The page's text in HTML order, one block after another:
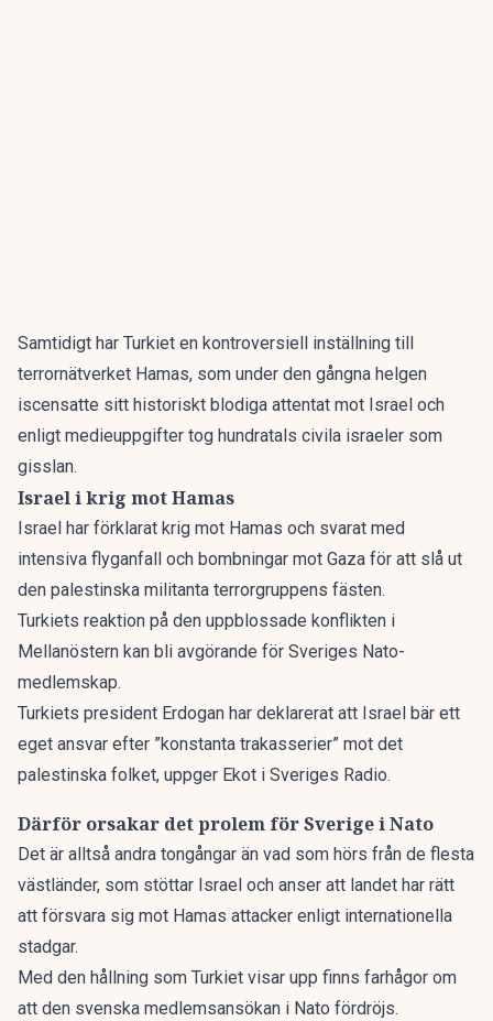
Samtidigt har Turkiet en kontroversiell inställning till
terrornätverket Hamas, som under den gångna helgen
iscensatte sitt historiskt blodiga attentat mot Israel och
enligt medieuppgifter tog hundratals civila israeler som
gisslan.
Israel i krig mot Hamas
Israel har förklarat krig mot Hamas och svarat med
intensiva flyganfall och bombningar mot Gaza för att slå ut
den palestinska militanta terrorgruppens fästen.
Turkiets reaktion på den uppblossade konflikten i
Mellanöstern kan bli avgörande för Sveriges Nato-
medlemskap.
Turkiets president Erdogan har deklarerat att Israel bär ett
eget ansvar efter ”konstanta trakasserier” mot det
palestinska folket, uppger Ekot i Sveriges Radio.
Därför orsakar det prolem för Sverige i Nato
Det är alltså andra tongångar än vad som hörs från de flesta
västländer, som stöttar Israel och anser att landet har rätt
att försvara sig mot Hamas attacker enligt internationella
stadgar.
Med den hållning som Turkiet visar upp finns farhågor om
att den svenska medlemsansökan i Nato fördröjs.